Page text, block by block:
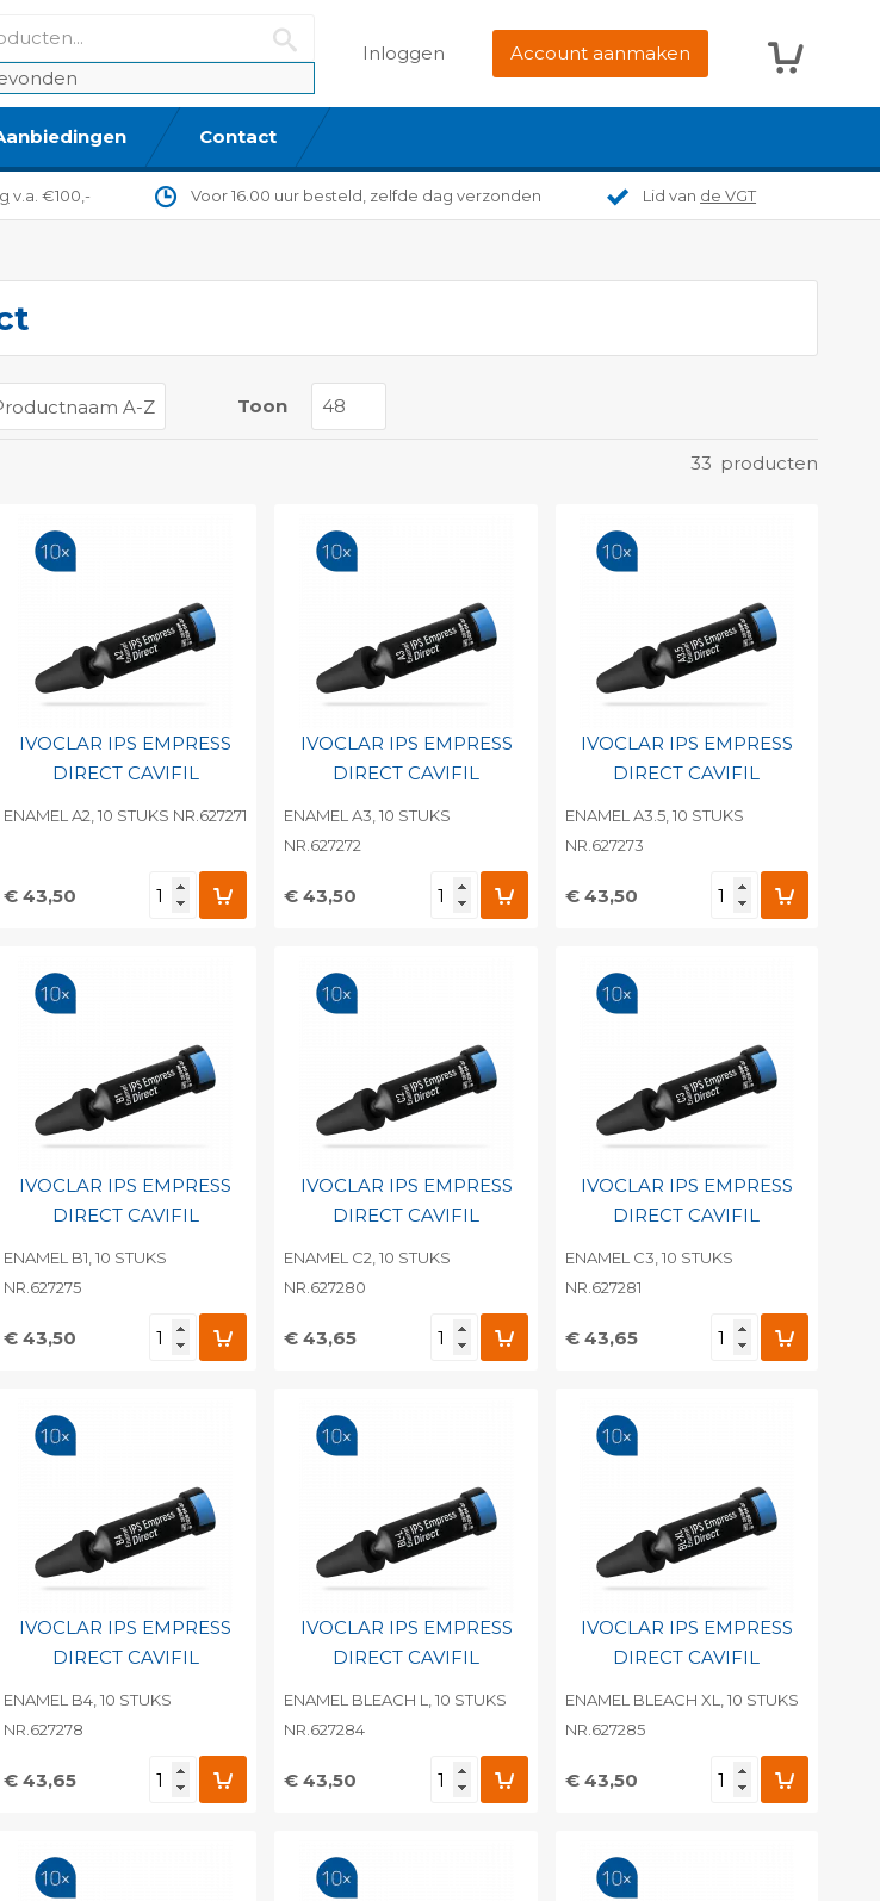
Inloggen Account aanmaken
Contact
v.a. €100,- Voor 16.00 uur besteld, zelfde dag verzonden Lid van de VGT
33 producten
Toon
IVOCLAR IPS EMPRESS
DIRECT CAVIFIL
ENAMEL A2, 10 STUKS NR.627271
€ 43,50
Print barcode
IVOCLAR IPS EMPRESS
DIRECT CAVIFIL
ENAMEL A3, 10 STUKS
NR.627272
€ 43,50
Print barcode
IVOCLAR IPS EMPRESS
DIRECT CAVIFIL
ENAMEL A3.5, 10 STUKS
NR.627273
€ 43,50
Print barcode
IVOCLAR IPS EMPRESS
DIRECT CAVIFIL
ENAMEL B1, 10 STUKS
NR.627275
€ 43,50
Print barcode
IVOCLAR IPS EMPRESS
DIRECT CAVIFIL
ENAMEL C2, 10 STUKS
NR.627280
€ 43,65
Print barcode
IVOCLAR IPS EMPRESS
DIRECT CAVIFIL
ENAMEL C3, 10 STUKS
NR.627281
€ 43,65
Print barcode
IVOCLAR IPS EMPRESS
DIRECT CAVIFIL
ENAMEL B4, 10 STUKS
NR.627278
€ 43,65
Print barcode
IVOCLAR IPS EMPRESS
DIRECT CAVIFIL
ENAMEL BLEACH L, 10 STUKS
NR.627284
€ 43,50
Print barcode
IVOCLAR IPS EMPRESS
DIRECT CAVIFIL
ENAMEL BLEACH XL, 10 STUKS
NR.627285
€ 43,50
Print barcode